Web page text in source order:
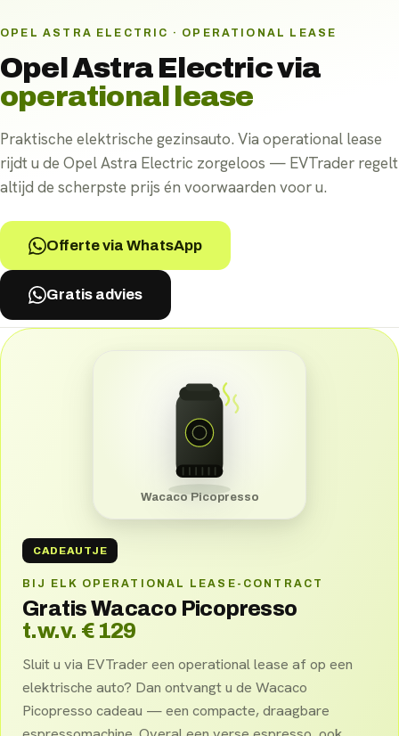
OPEL ASTRA ELECTRIC · OPERATIONAL LEASE
Opel Astra Electricvia
operational lease
Praktische elektrische gezinsauto. Via operational lease
rijdt u de Opel Astra Electric zorgeloos — EVTrader regelt
altijd de scherpste prijs én voorwaarden voor u.
Offerte via WhatsApp
Gratis advies
CADEAUTJE
BIJ ELK OPERATIONAL LEASE-CONTRACT
Gratis Wacaco Picopresso
t.w.v. € 129
Sluit u via EVTrader een operational lease af op een
elektrische auto? Dan ontvangt u de Wacaco
Picopresso cadeau — een compacte, draagbare
Wacaco Picopresso